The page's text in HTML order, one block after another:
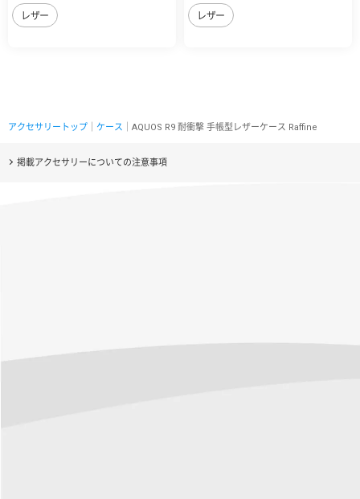
レザー レザー
アクセサリートップ ケース ｜AQUOS R9 耐衝撃 手帳型レザーケース Raffine
掲載アクセサリーについての注意事項